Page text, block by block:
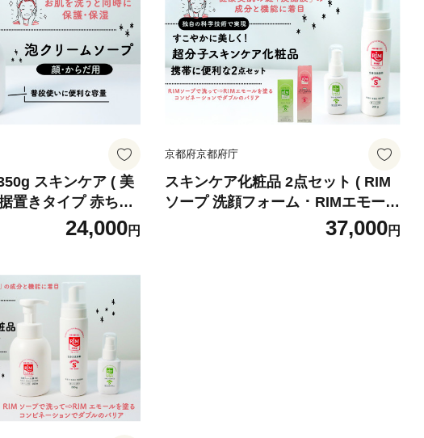
スキンケア ( 美
置きタイプ 赤ちゃ
ベイビー ベビー ベ
保湿 肌 スキンケア
町)
24,000円
京都府京都府庁
スキンケア化粧品 2点セット ( RIM
ソープ 洗顔フォーム ･ RIMエモール
保湿オイル セット スキンケア グッ
ズ 赤ちゃん 子供 子ども ベイビー
37,000円